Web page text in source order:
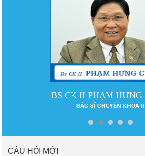
BS CK II PHẠM HƯNG
BÁC SĨ CHUYÊN KHOA II
CÂU HỎI MỚI